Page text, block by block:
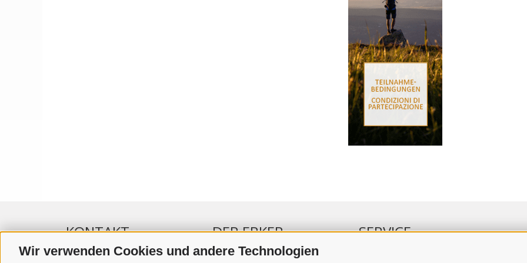
Wir verwenden Cookies und andere Technologien
KONTAKT DER ERKER SERVICE